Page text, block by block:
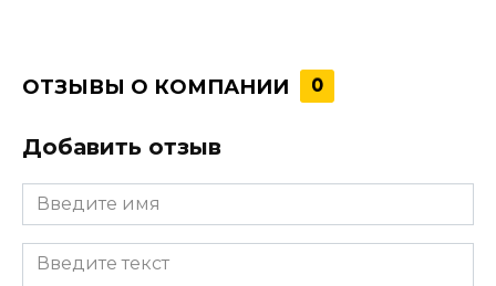
ОТЗЫВЫ О КОМПАНИИ 0
Добавить отзыв